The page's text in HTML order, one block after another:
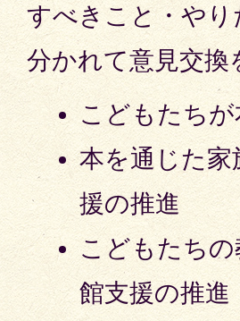
すべきこと・や
分かれて意見交換
こどもたち
本を通じた
援の推進
こどもたち
館支援の推進